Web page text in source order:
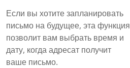
Если вы хотите запланировать
письмо на будущее, эта функция
позволит вам выбрать время и
дату, когда адресат получит
ваше письмо.